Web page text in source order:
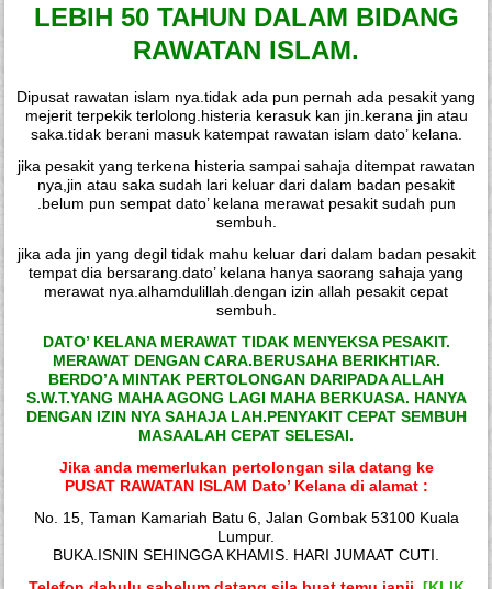
LEBIH 50 TAHUN DALAM BIDANG
RAWATAN ISLAM.
Dipusat rawatan islam nya.tidak ada pun pernah ada pesakit yang
mejerit terpekik terlolong.histeria kerasuk kan jin.kerana jin atau
saka.tidak berani masuk katempat rawatan islam dato’ kelana.
jika pesakit yang terkena histeria sampai sahaja ditempat rawatan
nya,jin atau saka sudah lari keluar dari dalam badan pesakit
.belum pun sempat dato’ kelana merawat pesakit sudah pun
sembuh.
jika ada jin yang degil tidak mahu keluar dari dalam badan pesakit
tempat dia bersarang.dato’ kelana hanya saorang sahaja yang
merawat nya.alhamdulillah.dengan izin allah pesakit cepat
sembuh.
DATO’ KELANA MERAWAT TIDAK MENYEKSA PESAKIT.
MERAWAT DENGAN CARA.BERUSAHA BERIKHTIAR.
BERDO’A MINTAK PERTOLONGAN DARIPADA ALLAH
S.W.T.YANG MAHA AGONG LAGI MAHA BERKUASA. HANYA
DENGAN IZIN NYA SAHAJA LAH.PENYAKIT CEPAT SEMBUH
MASAALAH CEPAT SELESAI.
Jika anda memerlukan pertolongan sila datang ke
PUSAT RAWATAN ISLAM Dato’ Kelana di alamat :
No. 15, Taman Kamariah Batu 6, Jalan Gombak 53100 Kuala
Lumpur.
BUKA.ISNIN SEHINGGA KHAMIS. HARI JUMAAT CUTI.